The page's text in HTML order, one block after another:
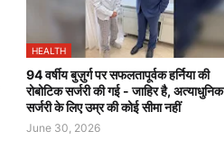
HEALTH
94 वर्षीय बुज़ुर्ग पर सफलतापूर्वक हर्निया की
रोबोटिक सर्जरी की गई - जाहिर है, अत्याधुनिक
सर्जरी के लिए उम्र की कोई सीमा नहीं
June 30, 2026